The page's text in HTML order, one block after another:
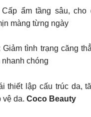
ẩm tầng sâu, cho
màng từng ngày
Giảm tình trạng căng
chóng
thiết lập cấu trúc da,
vệ da. Coco Beauty